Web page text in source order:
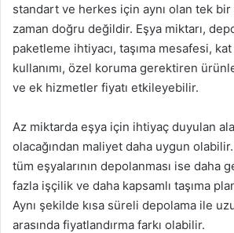
standart ve herkes için aynı olan tek
zaman doğru değildir. Eşya miktarı,
paketleme ihtiyacı, taşıma mesafesi,
kullanımı, özel koruma gerektiren
ve ek hizmetler fiyatı etkileyebilir.
Az miktarda eşya için ihtiyaç duyulan
olacağından maliyet daha uygun
tüm eşyalarının depolanması ise daha
fazla işçilik ve daha kapsamlı taşıma
Aynı şekilde kısa süreli depolama ile
arasında fiyatlandırma farkı olabilir.